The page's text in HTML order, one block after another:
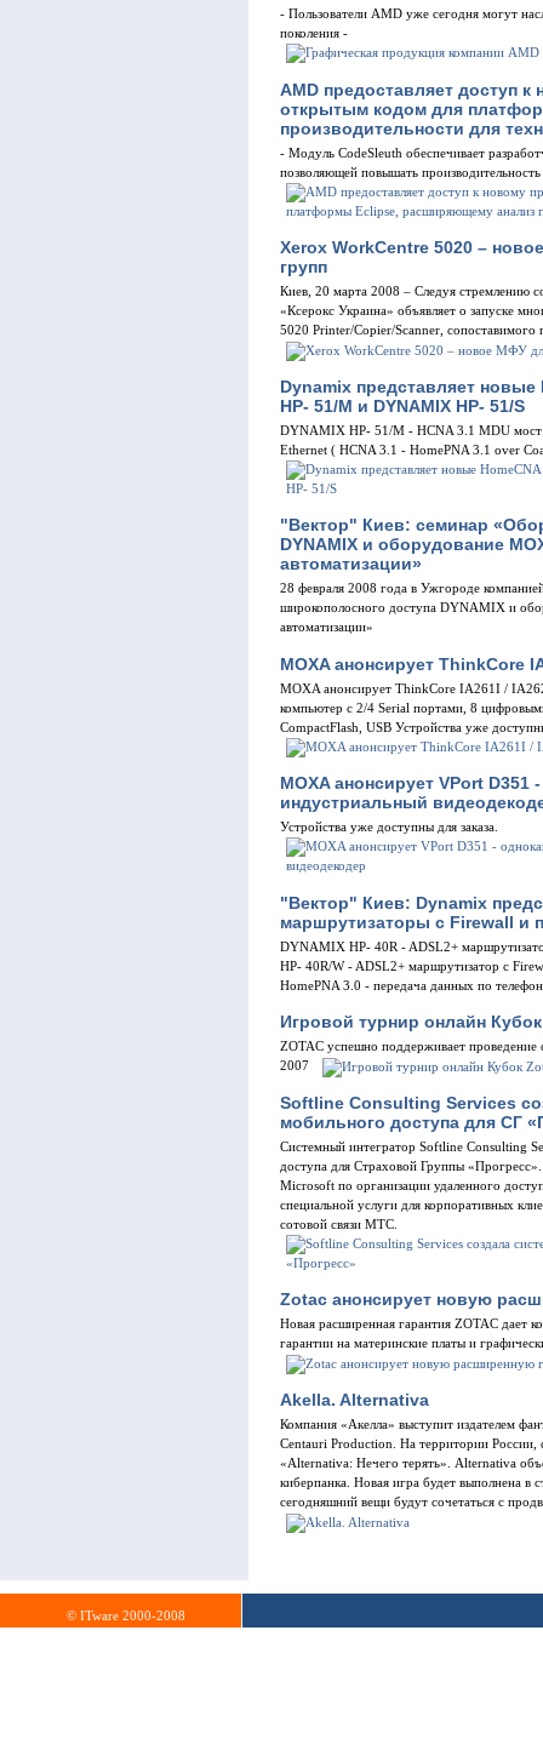
- Пользователи AMD уже сегодня могут
поколения -
AMD предоставляет доступ
открытым кодом для
производительности для
- Модуль CodeSleuth обеспечивает
позволяющей повышать
Xerox WorkCentre 5020 –
групп
Киев, 20 марта 2008 – Следуя стремлению
«Ксерокс Украина» объявляет о запуске
5020 Printer/Copier/Scanner, сопоставимого
Dynamix представляет новые
HP- 51/M и DYNAMIX HP- 51/S
DYNAMIX HP- 51/M - HCNA 3.1 MDU
Ethernet ( HCNA 3.1 - HomePNA 3.1 over
"Вектор" Киев: семинар
DYNAMIX и оборудование
автоматизации»
28 февраля 2008 года в Ужгороде
широкополосного доступа DYNAMIX и
автоматизации»
MOXA анонсирует ThinkCore
MOXA анонсирует ThinkCore IA261I /
компьютер c 2/4 Serial портами, 8
CompactFlash, USB Устройства уже
MOXA анонсирует VPort D351
индустриальный
Устройства уже доступны для заказа.
"Вектор" Киев: Dynamix
маршрутизаторы с Firewall и
DYNAMIX HP- 40R - ADSL2+
HP- 40R/W - ADSL2+ маршрутизатор с
HomePNA 3.0 - передача данных по
Игровой турнир онлайн
ZOTAC успешно поддерживает
2007
Softline Consulting Services
мобильного доступа для СГ
Системный интегратор Softline Consulting
доступа для Страховой Группы
Microsoft по организации удаленного
специальной услуги для корпоративных
сотовой связи MТС.
Zotac анонсирует новую
Новая расширенная гарантия ZOTAC дает
гарантии на материнские платы и
Akella. Alternativa
Компания «Акелла» выступит издателем
Centauri Production. На территории России,
«Alternativa: Нечего терять». Alternativa
киберпанка. Новая игра будет выполнена
сегодняшний вещи будут сочетаться с
© ITware 2000-2008